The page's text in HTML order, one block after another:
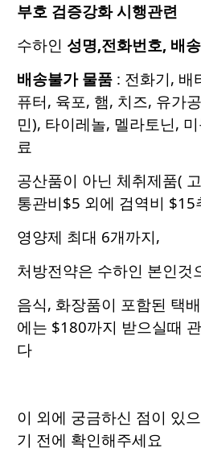
부호 검증강화 시행관련
수하인 성명,전화번호, 배
배송불가 물품 : 전화기, 배
퓨터, 육포, 햄, 치즈, 유가
민), 타이레놀, 멜라토닌,
료
공산품이 아닌 체취제품(
통관비$5 외에 검역비 $15
영양제 최대 6개까지,
처방전약은 수하인 본인것
음식, 화장품이 포함된 택
에는 $180까지 받으실때
다
이 외에 궁금하신 점이 있
기 전에 확인해주세요